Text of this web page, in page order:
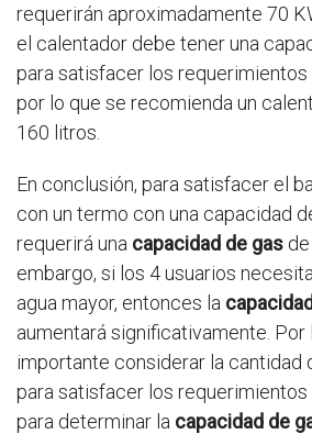
requerirán aproximadamente 70
el calentador debe tener una
para satisfacer los requerimientos
por lo que se recomienda un
160 litros.
En conclusión, para satisfacer el
con un termo con una capacidad
requerirá una capacidad de gas
embargo, si los 4 usuarios
agua mayor, entonces la
aumentará significativamente. Por
importante considerar la cantidad
para satisfacer los requerimientos
para determinar la capacidad de